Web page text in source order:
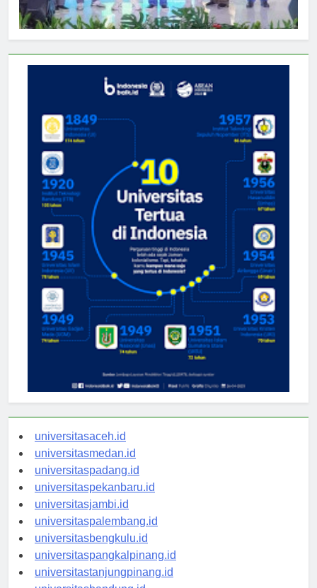
universitasaceh.id
universitasmedan.id
universitaspadang.id
universitaspekanbaru.id
universitasjambi.id
universitaspalembang.id
universitasbengkulu.id
universitaspangkalpinang.id
universitastanjungpinang.id